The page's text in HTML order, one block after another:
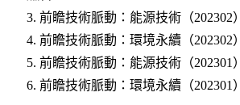
3. 前瞻技術脈動：能源技術（202302）
4. 前瞻技術脈動：環境永續（202302）
5. 前瞻技術脈動：能源技術（202301）
6. 前瞻技術脈動：環境永續（202301）